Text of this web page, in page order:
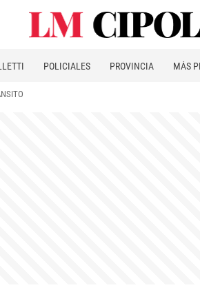
POLICIALES PROVINCIA MÁS